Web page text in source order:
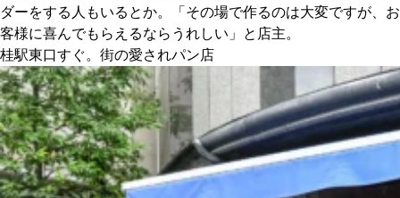
ダーをする人もいるとか。「その場で作るのは大変ですが、お
客様に喜んでもらえるならうれしい」と店主。
桂駅東口すぐ。街の愛されパン店